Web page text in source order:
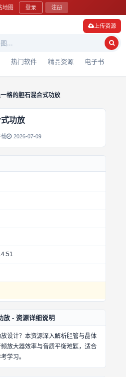
地图 登录 注册
热门软件 精品资源 电子书
上传资源
格的胆石混合式功放
功放
载 2026-07-09
放 - 资源详细说明
设计？本资源深入解析胆管与晶体
放大器效率与音质平衡难题，适合
学习。